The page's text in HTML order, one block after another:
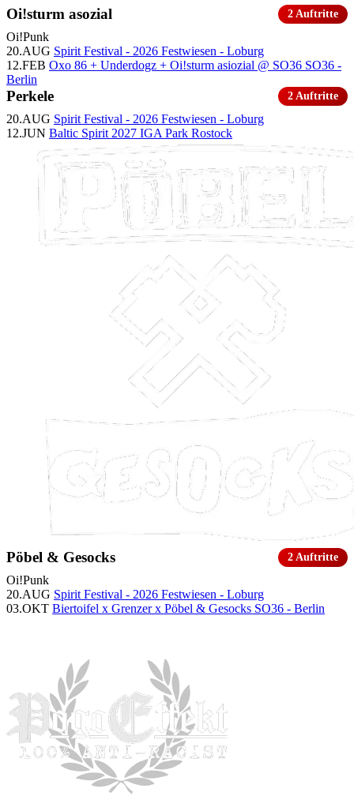
Oi!sturm asozial 2 Auftritte
Oi!Punk
20.AUG Spirit Festival - 2026 Festwiesen - Loburg
12.FEB Oxo 86 + Underdogz + Oi!sturm asiozial @ SO36 SO36 -
Berlin
Perkele 2 Auftritte
20.AUG Spirit Festival - 2026 Festwiesen - Loburg
12.JUN Baltic Spirit 2027 IGA Park Rostock
Pöbel & Gesocks 2 Auftritte
Oi!Punk
20.AUG Spirit Festival - 2026 Festwiesen - Loburg
03.OKT Biertoifel x Grenzer x Pöbel & Gesocks SO36 - Berlin